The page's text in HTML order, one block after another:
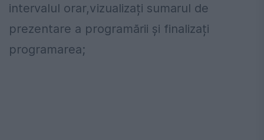
intervalul orar,vizualizați sumarul de
prezentare a programării și finalizați
programarea;